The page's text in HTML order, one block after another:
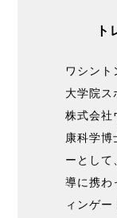
ト
ワシント
大学院ス
株式会社
康科学博
ーとして
導に携わ
ィンゲー